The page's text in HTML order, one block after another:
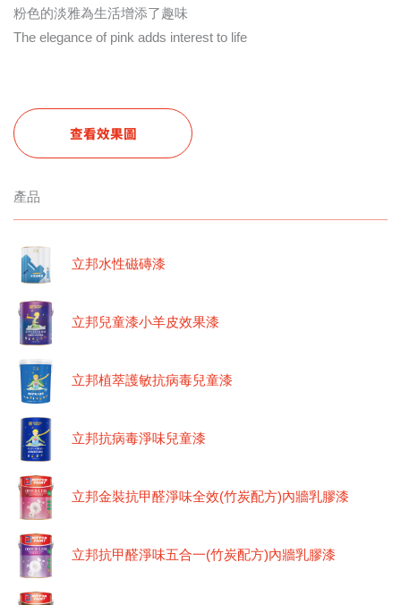
粉色的淡雅為生活增添了趣味
The elegance of pink adds interest to life
查看效果圖
產品
立邦水性磁磚漆
立邦兒童漆小羊皮效果漆
立邦植萃護敏抗病毒兒童漆
立邦抗病毒淨味兒童漆
立邦金裝抗甲醛淨味全效(竹炭配方)內牆乳膠漆
立邦抗甲醛淨味五合一(竹炭配方)內牆乳膠漆